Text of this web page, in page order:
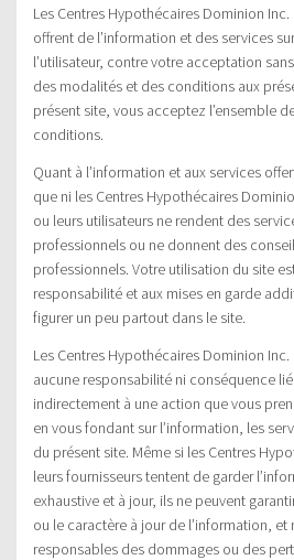
Les Centres Hypothécaires Dominion
offrent de l’information et des services
l’utilisateur, contre votre acceptation
des modalités et des conditions aux
présent site, vous acceptez l’ensemble
conditions.
Quant à l’information et aux services
que ni les Centres Hypothécaires
ou leurs utilisateurs ne rendent des
professionnels ou ne donnent des
professionnels. Votre utilisation du site
responsabilité et aux mises en garde
figurer un peu partout dans le site.
Les Centres Hypothécaires Dominion Inc.
aucune responsabilité ni conséquence
indirectement à une action que vous
en vous fondant sur l’information, les
du présent site. Même si les Centres
leurs fournisseurs tentent de garder
exhaustive et à jour, ils ne peuvent
ou le caractère à jour de l’information,
responsables des dommages ou des